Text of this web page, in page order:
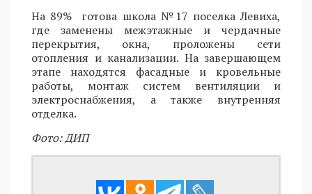
На 89% готова школа №17 поселка Левиха,
где заменены межэтажные и чердачные
перекрытия, окна, проложены сети
отопления и канализации. На завершающем
этапе находятся фасадные и кровельные
работы, монтаж систем вентиляции и
электроснабжения, а также внутренняя
отделка.
Фото: ДИП